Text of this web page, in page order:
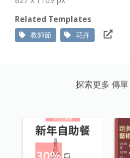
Related Templates
教師節 花卉
探索更多 傳單